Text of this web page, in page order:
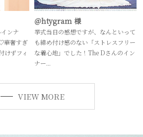
ンナ
華奢すぎ
けずフィ
＠htygram 様
挙式当日の感想ですが、なんといって
も締め付け感のない「ストレスフリー
な着心地」でした！The Dさんのイン
ナー...
VIEW MORE